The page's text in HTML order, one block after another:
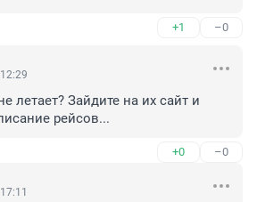
+1 –0
летает? Зайдите на их сайт и
рейсов...
+0 –0